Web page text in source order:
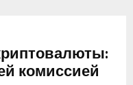
комиссией